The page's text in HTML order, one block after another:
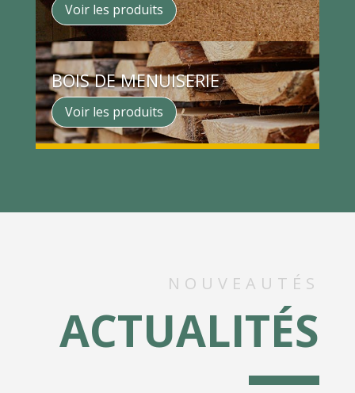
Voir les produits
BOIS DE MENUISERIE
Voir les produits
NOUVEAUTÉS
ACTUALITÉS